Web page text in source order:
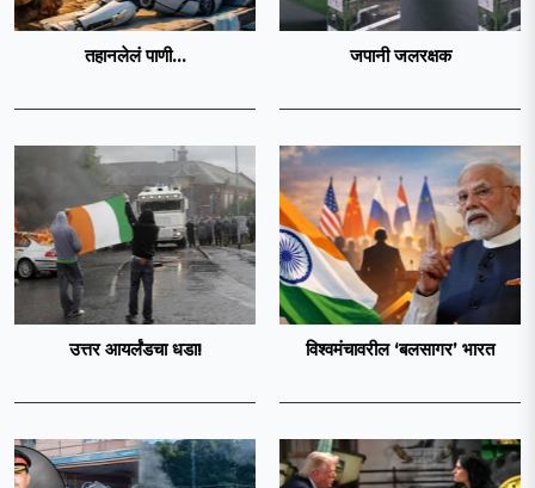
तहानलेलं पाणी... जपानी जलरक्षक
उत्तर आयर्लंडचा धडा! विश्वमंचावरील ‘बलसागर’ भारत